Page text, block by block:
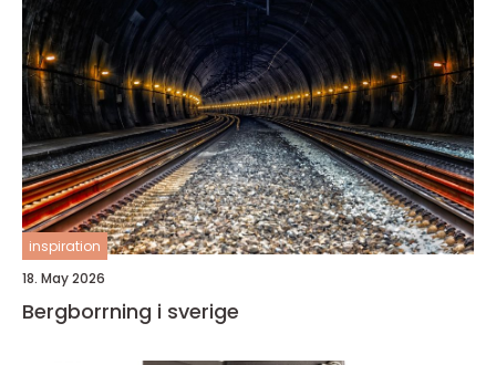
inspiration
18. May 2026
Bergborrning i sverige